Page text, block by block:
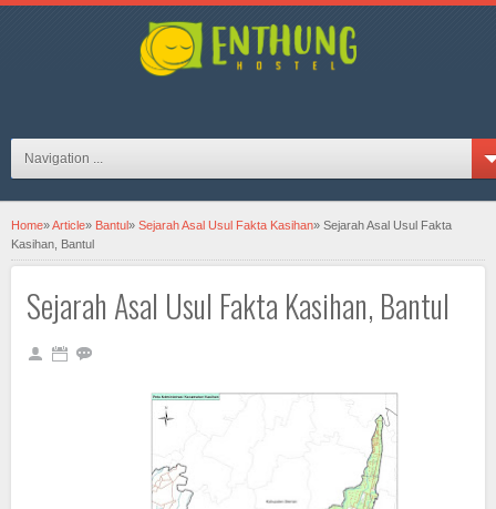
Navigation ...
Home»Article» Bantul» Sejarah Asal Usul Fakta Kasihan» Sejarah Asal Usul Fakta
Kasihan, Bantul
Sejarah Asal Usul Fakta Kasihan, Bantul